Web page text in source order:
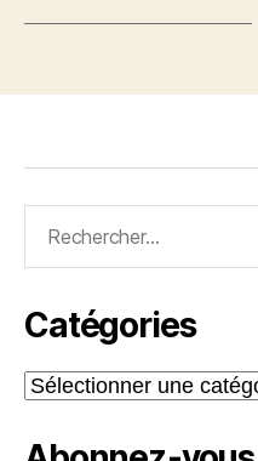
Catégories
Catégories